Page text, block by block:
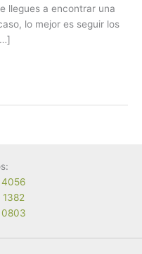
llegues a encontrar una
lo mejor es seguir los
4056
1382
0803